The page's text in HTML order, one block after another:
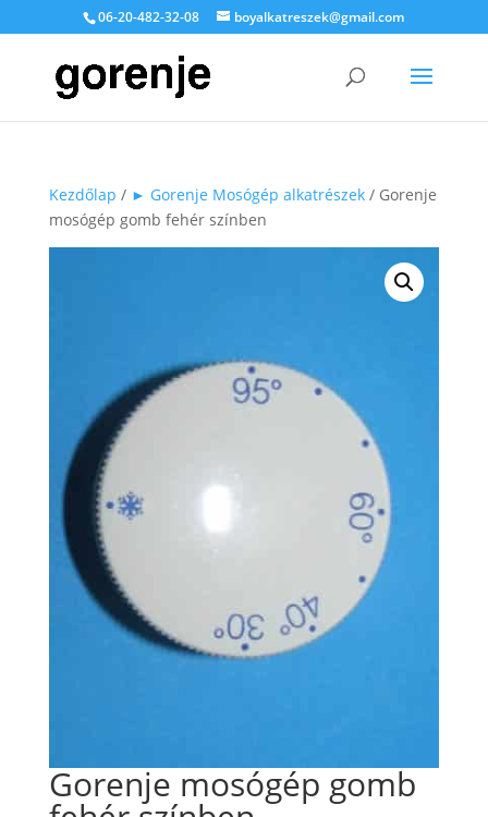
06-20-482-32-08 boyalkatreszek@gmail.com
Kezdőlap / ► Gorenje Mosógép alkatrészek/ Gorenje
mosógép gomb fehér színben
Gorenje mosógép gomb